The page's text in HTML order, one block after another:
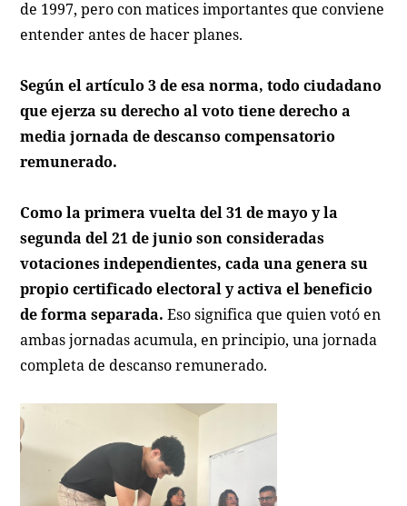
de 1997, pero con matices importantes que conviene
entender antes de hacer planes.
Según el artículo 3 de esa norma, todo ciudadano
que ejerza su derecho al voto tiene derecho a
media jornada de descanso compensatorio
remunerado.
Como la primera vuelta del 31 de mayo y la
segunda del 21 de junio son consideradas
votaciones independientes, cada una genera su
propio certificado electoral y activa el beneficio
de forma separada. Eso significa que quien votó en
ambas jornadas acumula, en principio, una jornada
completa de descanso remunerado.